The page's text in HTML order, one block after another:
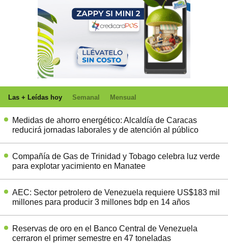
Las + Leídas hoy Semanal Mensual
Medidas de ahorro energético: Alcaldía de Caracas
reducirá jornadas laborales y de atención al público
Compañía de Gas de Trinidad y Tobago celebra luz verde
para explotar yacimiento en Manatee
AEC: Sector petrolero de Venezuela requiere US$183 mil
millones para producir 3 millones bdp en 14 años
Reservas de oro en el Banco Central de Venezuela
cerraron el primer semestre en 47 toneladas